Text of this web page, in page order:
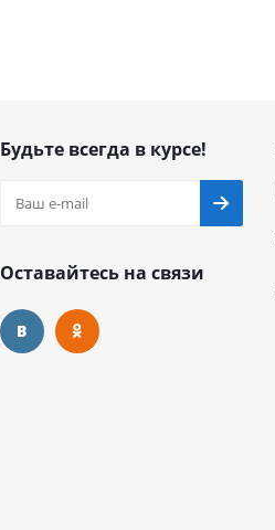
Будьте всегда в курсе!
Оставайтесь на связи